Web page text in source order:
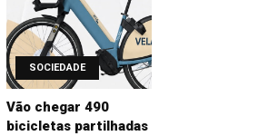
SOCIEDADE
Vão chegar 490
bicicletas partilhadas